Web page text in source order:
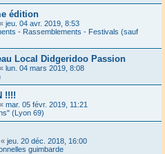
édition
« jeu. 04 avr. 2019, 8:53
- Rassemblements - Festivals (sauf
Local Didgeridoo Passion
« lun. 04 mars 2019, 8:08
!!!!
« mar. 05 févr. 2019, 11:21
(Lyon 69)
« jeu. 20 déc. 2018, 16:00
guimbarde